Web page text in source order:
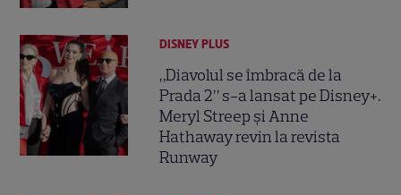
DISNEY PLUS
„Diavolul se îmbracă de la
Prada 2” s-a lansat pe Disney+.
Meryl Streep și Anne
Hathaway revin la revista
Runway